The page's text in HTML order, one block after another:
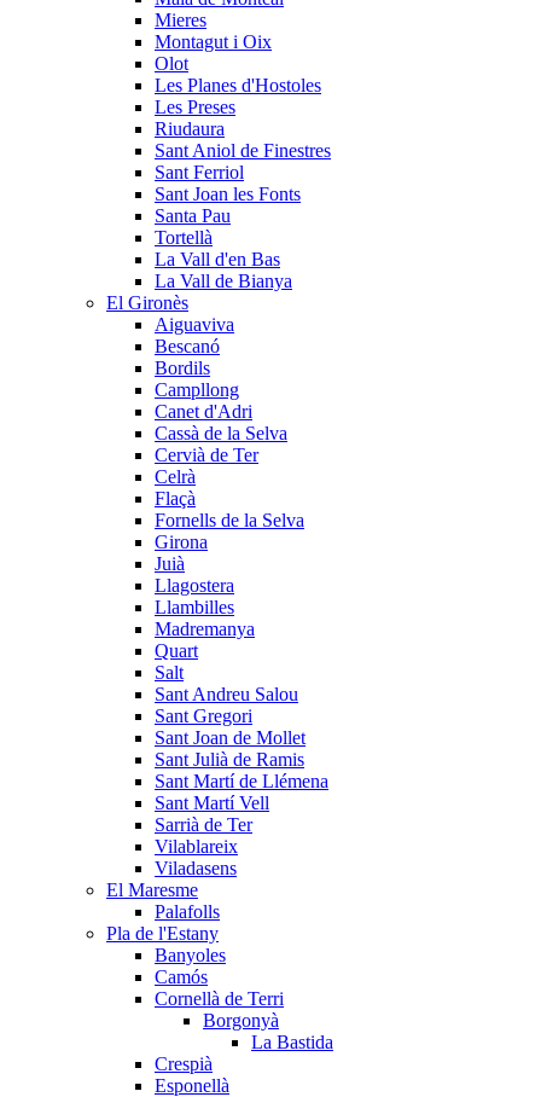
Mieres
Montagut i Oix
Olot
Les Planes d'Hostoles
Les Preses
Riudaura
Sant Aniol de Finestres
Sant Ferriol
Sant Joan les Fonts
Santa Pau
Tortellà
La Vall d'en Bas
La Vall de Bianya
El Gironès
Aiguaviva
Bescanó
Bordils
Campllong
Canet d'Adri
Cassà de la Selva
Cervià de Ter
Celrà
Flaçà
Fornells de la Selva
Girona
Juià
Llagostera
Llambilles
Madremanya
Quart
Salt
Sant Andreu Salou
Sant Gregori
Sant Joan de Mollet
Sant Julià de Ramis
Sant Martí de Llémena
Sant Martí Vell
Sarrià de Ter
Vilablareix
Viladasens
El Maresme
Palafolls
Pla de l'Estany
Banyoles
Camós
Cornellà de Terri
Borgonyà
La Bastida
Crespià
Esponellà